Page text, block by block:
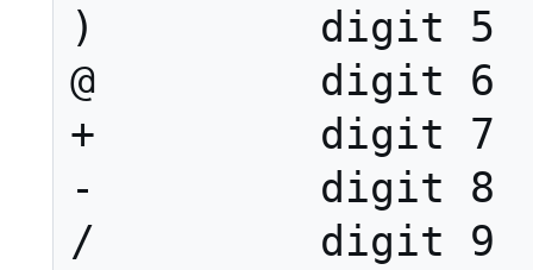
)         digit 5
@         digit 6
+         digit 7
-         digit 8
/         digit 9